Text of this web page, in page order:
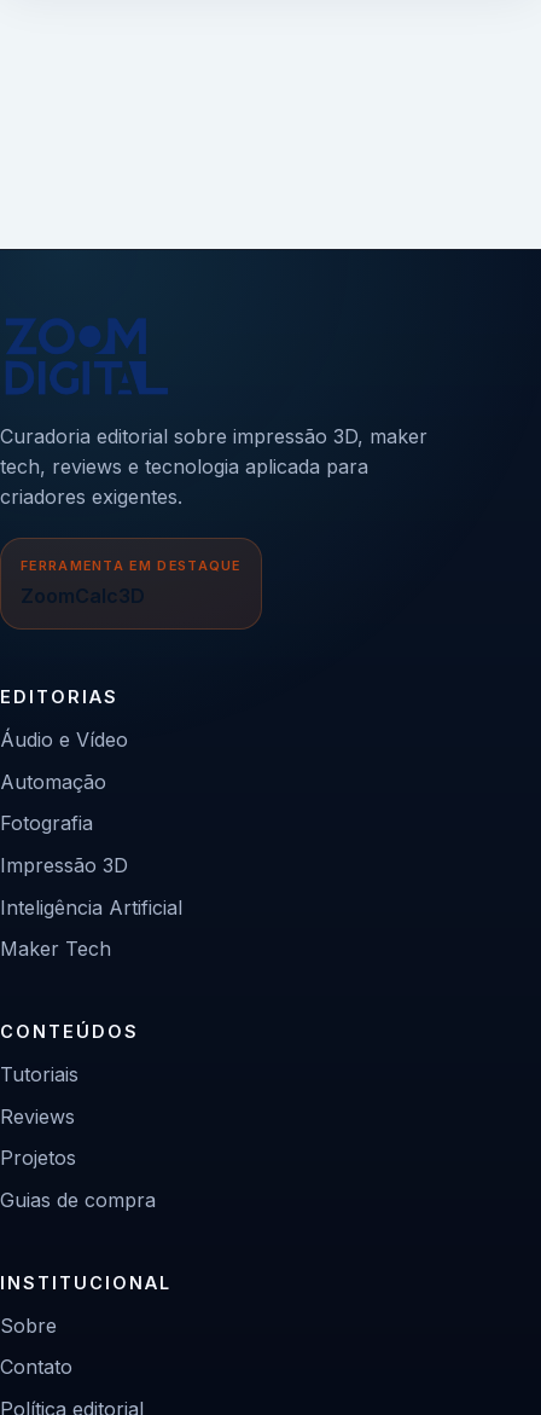
Curadoria editorial sobre impressão 3D, maker
tech, reviews e tecnologia aplicada para
criadores exigentes.
FERRAMENTA EM DESTAQUE
ZoomCalc3D
EDITORIAS
Áudio e Vídeo
Automação
Fotografia
Impressão 3D
Inteligência Artificial
Maker Tech
CONTEÚDOS
Tutoriais
Reviews
Projetos
Guias de compra
INSTITUCIONAL
Sobre
Contato
Política editorial